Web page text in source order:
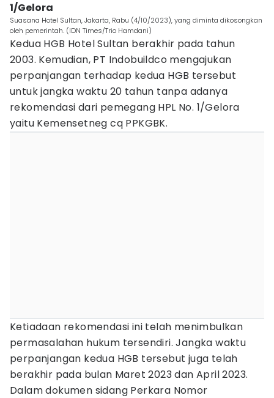
1/Gelora
Suasana Hotel Sultan, Jakarta, Rabu (4/10/2023), yang diminta dikosongkan
oleh pemerintah. (IDN Times/Trio Hamdani)
Kedua HGB Hotel Sultan berakhir pada tahun
2003. Kemudian, PT Indobuildco mengajukan
perpanjangan terhadap kedua HGB tersebut
untuk jangka waktu 20 tahun tanpa adanya
rekomendasi dari pemegang HPL No. 1/Gelora
yaitu Kemensetneg cq PPKGBK.
Ketiadaan rekomendasi ini telah menimbulkan
permasalahan hukum tersendiri. Jangka waktu
perpanjangan kedua HGB tersebut juga telah
berakhir pada bulan Maret 2023 dan April 2023.
Dalam dokumen sidang Perkara Nomor